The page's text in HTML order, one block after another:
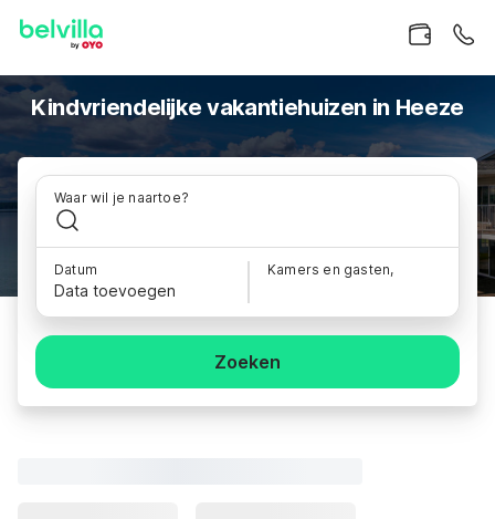
Kindvriendelijke vakantiehuizen in Heeze
Waar wil je naartoe?
Datum
Data toevoegen
Kamers en gasten,
Zoeken